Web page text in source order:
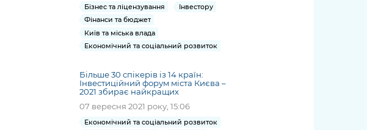
Бізнес та ліцензування
Інвестору
Фінанси та бюджет
Київ та міська влада
Економічний та соціальний розвиток
Більше 30 спікерів із 14 країн:
Інвестиційний форум міста Києва –
2021 збирає найкращих
07 вересня 2021 року, 15:06
Економічний та соціальний розвиток